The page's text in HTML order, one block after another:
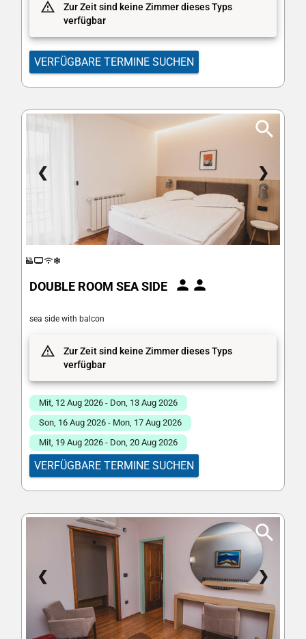
Zur Zeit sind keine Zimmer dieses Typs
verfügbar
VERFÜGBARE TERMINE SUCHEN
❮ ❯
DOUBLE ROOM SEA SIDE
sea side with balcon
Zur Zeit sind keine Zimmer dieses Typs
verfügbar
Mit, 12 Aug 2026 - Don, 13 Aug 2026
Son, 16 Aug 2026 - Mon, 17 Aug 2026
Mit, 19 Aug 2026 - Don, 20 Aug 2026
VERFÜGBARE TERMINE SUCHEN
❮ ❯